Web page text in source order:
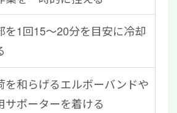
を1回15〜20分を目安に冷却
を和らげるエルボーバンドや
サポーターを着ける